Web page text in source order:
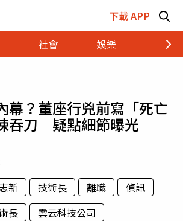
下載 APP
社會 娛樂 財經
幕？董座行兇前寫「死亡
吞刀 疑點細節曝光
新 技術長 離職
偵訊
長
雲云科技公司